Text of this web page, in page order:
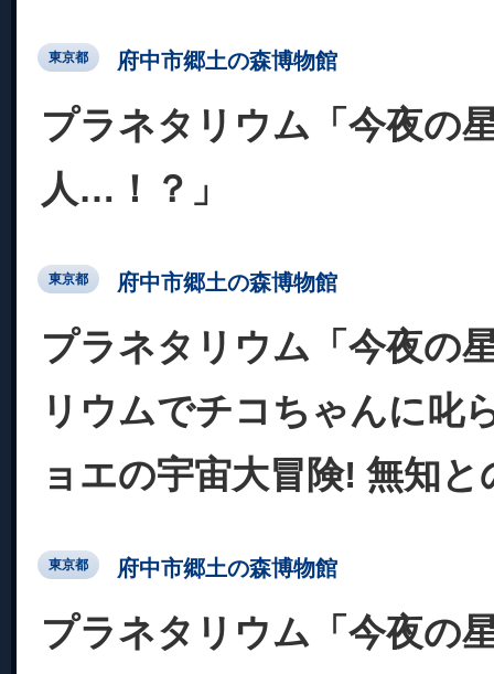
東京都 府中市郷土の森博物館
プラネタリウム「今夜の
人…！？」
東京都 府中市郷土の森博物館
プラネタリウム「今夜の
リウムでチコちゃんに叱
ョエの宇宙大冒険! 無知と
東京都 府中市郷土の森博物館
プラネタリウム「今夜の